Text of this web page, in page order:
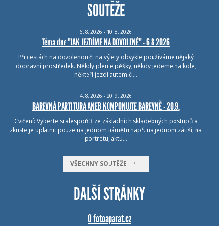
SOUTĚŽE
6. 8. 2026 - 10. 8. 2026
Téma dne "JAK JEZDÍME NA DOVOLENÉ" - 6.8.2026
Při cestách na dovolenou či na výlety obvykle používáme nějaký
dopravní prostředek. Někdy jdeme pěšky, někdy jedeme na kole,
někteří jezdí autem či…
4. 8. 2026 - 20. 9. 2026
BAREVNÁ PARTITURA ANEB KOMPONUJTE BAREVNĚ - 20.9.
Cvičení: Vyberte si alespoň 3 ze základních skladebných postupů a
zkuste je uplatnit pouze na jednom námětu např. na jednom zátiší, na
portrétu, aktu…
VŠECHNY SOUTĚŽE
DALŠÍ STRÁNKY
O fotoaparat.cz